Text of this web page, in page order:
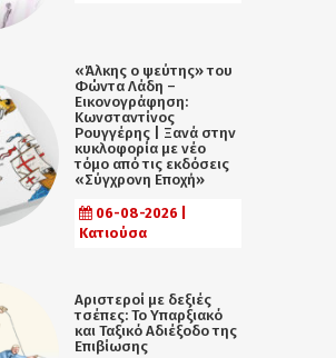
«Άλκης ο ψεύτης» του
Φώντα Λάδη –
Εικονογράφηση:
Κωνσταντίνος
Ρουγγέρης | Ξανά στην
κυκλοφορία με νέο
τόμο από τις εκδόσεις
«Σύγχρονη Εποχή»
06-08-2026 |
Κατιούσα
Αριστεροί με δεξιές
τσέπες: Το Υπαρξιακό
και Ταξικό Αδιέξοδο της
Επιβίωσης